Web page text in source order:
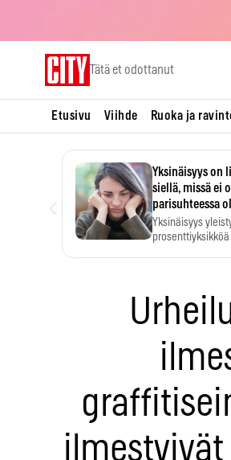
Tätä et odottanut
Etusivu Viihde Ruoka ja
Yksinäisyys on
siellä, missä ei
parisuhteessa
Yksinäisyys